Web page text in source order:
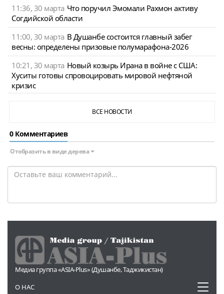
11:36, 30 марта Что поручил Эмомали Рахмон активу
Согдийской области
11:00, 30 марта В Душанбе состоится главный забег
весны: определены призовые полумарафона-2026
10:21, 30 марта Новый козырь Ирана в войне с США:
Хуситы готовы спровоцировать мировой нефтяной
кризис
ВСЕ НОВОСТИ
0 Комментариев
Отобразить в виде дерева
Медиа группа «ASIA-Plus» (Душанбе, Таджикистан)
О НАС